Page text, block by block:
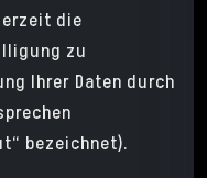
die
zu
Ihrer Daten durch
bezeichnet).